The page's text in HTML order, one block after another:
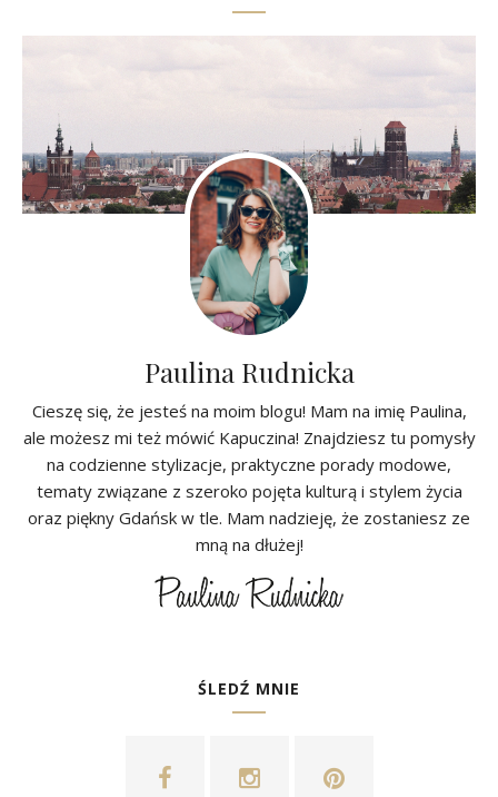
Paulina Rudnicka
Cieszę się, że jesteś na moim blogu! Mam na imię Paulina,
ale możesz mi też mówić Kapuczina! Znajdziesz tu pomysły
na codzienne stylizacje, praktyczne porady modowe,
tematy związane z szeroko pojęta kulturą i stylem życia
oraz piękny Gdańsk w tle. Mam nadzieję, że zostaniesz ze
mną na dłużej!
ŚLEDŹ MNIE